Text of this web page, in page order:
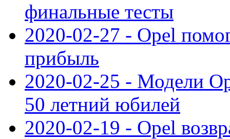
финальные тесты
2020-02-27 - Opel
прибыль
2020-02-25 - Модели
50 летний юбилей
2020-02-19 - Opel